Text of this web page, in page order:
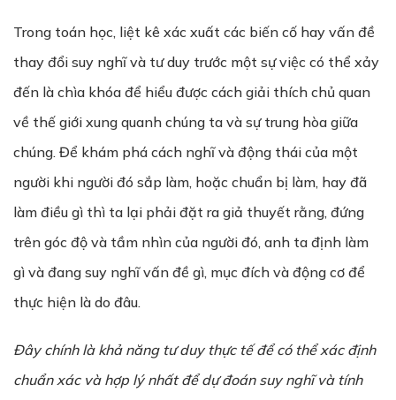
Trong toán học, liệt kê xác xuất các biến cố hay vấn đề
thay đổi suy nghĩ và tư duy trước một sự việc có thể xảy
đến là chìa khóa để hiểu được cách giải thích chủ quan
về thế giới xung quanh chúng ta và sự trung hòa giữa
chúng. Để khám phá cách nghĩ và động thái của một
người khi người đó sắp làm, hoặc chuẩn bị làm, hay đã
làm điều gì thì ta lại phải đặt ra giả thuyết rằng, đứng
trên góc độ và tầm nhìn của người đó, anh ta định làm
gì và đang suy nghĩ vấn đề gì, mục đích và động cơ để
thực hiện là do đâu.
Đây chính là khảnăng tư duy thực tế để có thểxác định
chuẩn xác và hợp lý nhất đểdựđoán suy nghĩ và tính